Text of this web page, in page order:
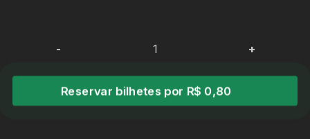
- +
Reservar bilhetes por R$ 0,80